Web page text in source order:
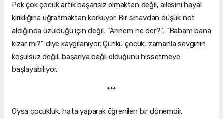
Pek çok çocuk artık başarısız olmaktan değil, ailesini hayal
kırıklığına uğratmaktan korkuyor. Bir sınavdan düşük not
aldığında üzüldüğü için değil, "Annem ne der?", "Babam bana
kızar mı?" diye kaygılanıyor. Çünkü çocuk, zamanla sevginin
koşulsuz değil; başarıya bağlı olduğunu hissetmeye
başlayabiliyor.
***
Oysa çocukluk, hata yaparak öğrenilen bir dönemdir.